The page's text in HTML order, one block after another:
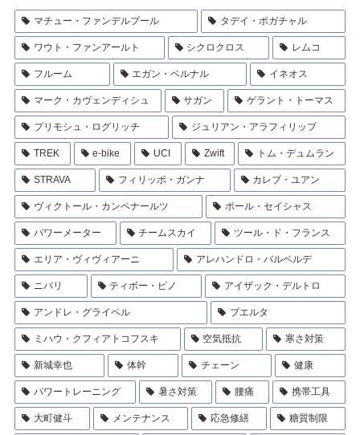
マチュー・ファンデルプール タデイ・ポガチャル
ワウト・ファンアールト シクロクロス レムコ
フルーム エガン・ベルナル イネオス
マーク・カヴェンディシュ サガン ゲラント・トーマス
プリモシュ・ログリッチ ジュリアン・アラフィリップ
TREK e-bike UCI Zwift トム・デュムラン
STRAVA フィリッポ・ガンナ カレブ・ユアン
ヴィクトール・カンペナールツ ポール・セイシャス
パワーメーター チームスカイ ツール・ド・フランス
エリア・ヴィヴィアーニ アレハンドロ・バルベルデ
ニバリ ティボー・ピノ アイザック・デルトロ
アンドレ・グライペル ブエルタ
ミハウ・クフィアトコフスキ 空気抵抗 寒さ対策
新城幸也 体幹 チェーン 健康
パワートレーニング 暑さ対策 腰痛 携帯工具
大町健斗 メンテナンス 応急修繕 糖質制限